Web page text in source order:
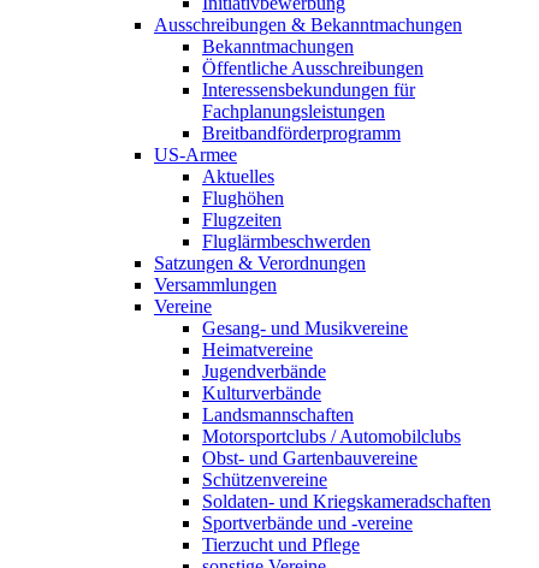
Ausschreibungen & Bekanntmachungen
Bekanntmachungen
Öffentliche Ausschreibungen
Interessensbekundungen für
Fachplanungsleistungen
Breitbandförderprogramm
US-Armee
Aktuelles
Flughöhen
Flugzeiten
Fluglärmbeschwerden
Satzungen & Verordnungen
Versammlungen
Vereine
Gesang- und Musikvereine
Heimatvereine
Jugendverbände
Kulturverbände
Landsmannschaften
Motorsportclubs / Automobilclubs
Obst- und Gartenbauvereine
Schützenvereine
Soldaten- und Kriegskameradschaften
Sportverbände und -vereine
Tierzucht und Pflege